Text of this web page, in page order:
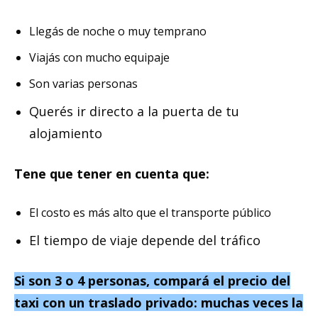
Llegás de noche o muy temprano
Viajás con mucho equipaje
Son varias personas
Querés ir directo a la puerta de tu
alojamiento
Tene que tener en cuenta que:
El costo es más alto que el transporte público
El tiempo de viaje depende del tráfico
Si son 3 o 4 personas, compará el precio del
taxi con un traslado privado: muchas veces la